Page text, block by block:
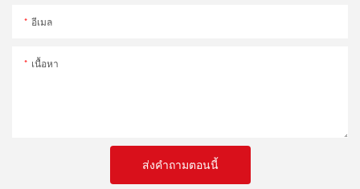
อีเมล
เนื้อหา
ส่งคำถามตอนนี้